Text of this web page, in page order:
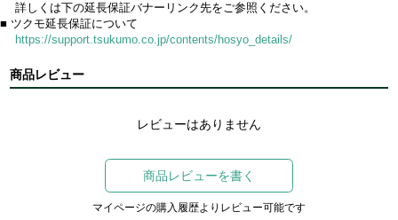
詳しくは下の延長保証バナーリンク先をご参照ください。
■ ツクモ延長保証について
https://support.tsukumo.co.jp/contents/hosyo_details/
商品レビュー
レビューはありません
商品レビューを書く
マイページの購入履歴よりレビュー可能です